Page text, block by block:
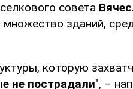
совета
зданий,
которую
не пострадали", –